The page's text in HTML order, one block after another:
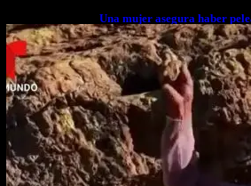
Una mujer asegura haber
cuerpo a cuerpo